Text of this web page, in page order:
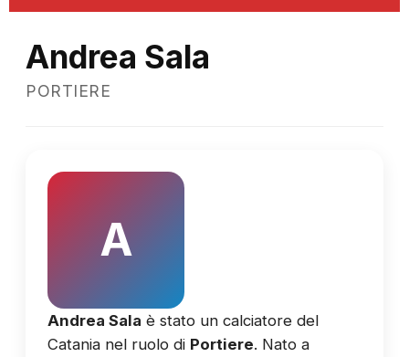
Andrea Sala
PORTIERE
A
Andrea Sala è stato un calciatore del
Catania nel ruolo di Portiere. Nato a